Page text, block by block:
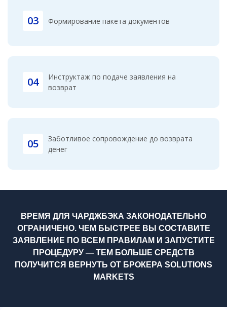
03 Формирование пакета документов
04
Инструктаж по подаче заявления на
возврат
05
Заботливое сопровождение до возврата
денег
ВРЕМЯ ДЛЯ ЧАРДЖБЭКА ЗАКОНОДАТЕЛЬНО
ОГРАНИЧЕНО. ЧЕМ БЫСТРЕЕ ВЫ СОСТАВИТЕ
ЗАЯВЛЕНИЕ ПО ВСЕМ ПРАВИЛАМ И ЗАПУСТИТЕ
ПРОЦЕДУРУ — ТЕМ БОЛЬШЕ СРЕДСТВ
ПОЛУЧИТСЯ ВЕРНУТЬ ОТ БРОКЕРА SOLUTIONS
MARKETS